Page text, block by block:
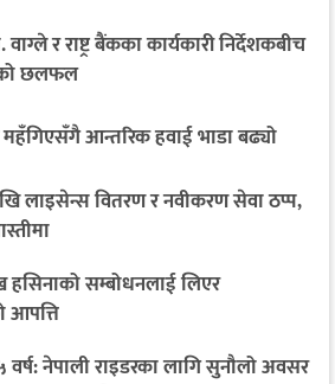
वाग्ले र राष्ट्र बैंकका कार्यकारी निर्देशकबीच
छलफल
आन्तरिक हवाई भाडा बढ्यो
लाइसेन्स वितरण र नवीकरण सेवा ठप्प,
हसिनाको सम्बोधनलाई लिएर
आपत्ति
नेपाली राइडरका लागि सुनौलो अवसर